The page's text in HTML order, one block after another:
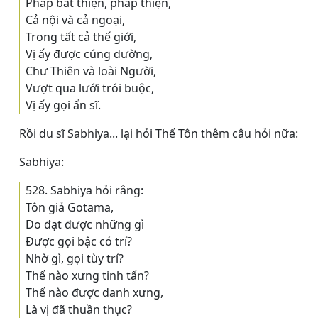
Cả nội và cả ngoại,
Trong tất cả thế giới,
Vị ấy được cúng dường,
Chư Thiên và loài Người,
Vượt qua lưới trói buộc,
Vị ấy gọi ẩn sĩ.
Rồi du sĩ Sabhiya... lại hỏi Thế Tôn thêm câu hỏi nữa:
Sabhiya:
528. Sabhiya hỏi rằng:
Tôn giả Gotama,
Do đạt được những gì
Ðược gọi bậc có trí?
Nhờ gì, gọi tùy trí?
Thế nào xưng tinh tấn?
Thế nào được danh xưng,
Là vị đã thuần thục?